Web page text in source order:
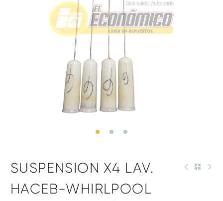
SUSPENSION X4 LAV.
HACEB-WHIRLPOOL